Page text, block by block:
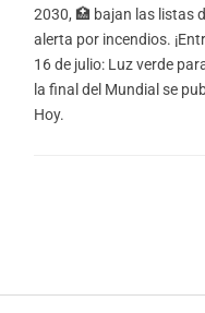
2030, 🏥 bajan las listas
alerta por incendios.
16 de julio: Luz verde
la final del Mundial se
Hoy.